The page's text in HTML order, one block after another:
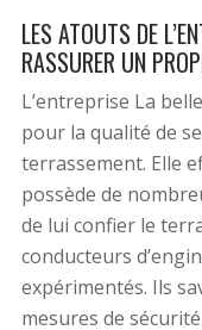
LES ATOUTS DE
RASSURER UN
L’entreprise La
pour la qualité de
terrassement. Elle
possède de
de lui confier le
conducteurs
expérimentés. Ils
mesures de